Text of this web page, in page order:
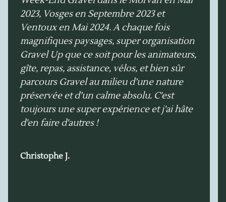
2023, Vosges en Septembre 2023 et
Ventoux en Mai 2024. A chaque fois
magnifiques paysages, super organisation
Gravel Up que ce soit pour les animateurs,
gîte, repas, assistance, vélos, et bien sûr
parcours Gravel au milieu d’une nature
préservée et d’un calme absolu. C'est
toujours une super expérience et j'ai hâte
d'en faire d'autres !
Christophe J.